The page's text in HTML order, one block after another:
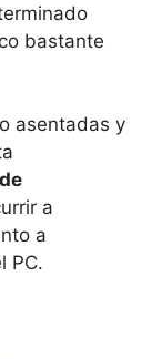
bastante
asentadas y
a
a
PC.